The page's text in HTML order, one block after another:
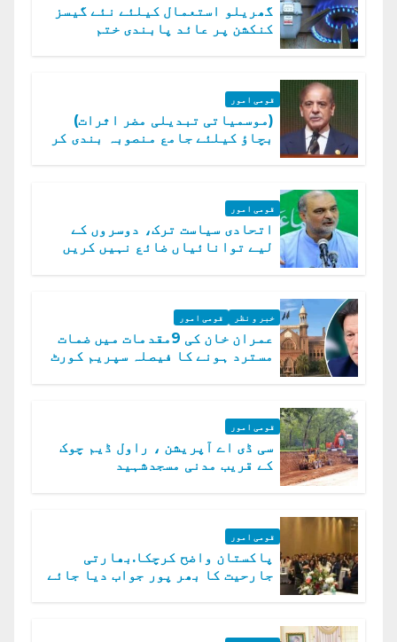
گھریلو استعمال کیلئے نئے گیسز
کنکشن پر عائد پابندی ختم
قومی امور
(موسمیاتی تبدیلی مضر اثرات)
بچاؤ کیلئے جامع منصوبہ بندی کر
قومی امور
اتحادی سیاست ترک، دوسروں کے
لیے توانائیاں ضائع نہیں کریں
خبر و نظر قومی امور
عمران خان کی 9مقدمات میں ضمات
مسترد ہونے کا فیصلہ سپریم کورٹ
قومی امور
سی ڈی اے آپریشن ، راول ڈیم چوک
کے قریب مدنی مسجدشہید
قومی امور
پاکستان واضح کرچکا.بھارتی
جارحیت کا بھر پور جواب دیا جائے